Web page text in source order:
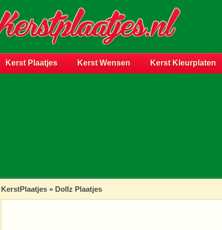
Kerst Plaatjes Kerst Wensen Kerst Kleurplaten
KerstPlaatjes » Dollz Plaatjes